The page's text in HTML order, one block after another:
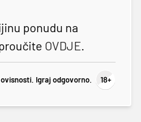
ponudu na
OVDJE.
Igraj odgovorno.